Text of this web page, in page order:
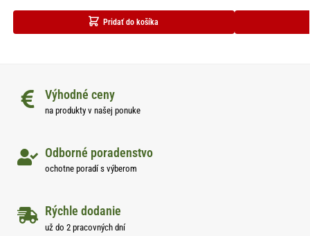
Pridať do košíka
Výhodné ceny
na produkty v našej ponuke
Odborné poradenstvo
ochotne poradí s výberom
Rýchle dodanie
už do 2 pracovných dní